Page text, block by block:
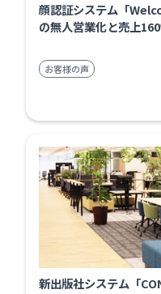
顔認証システム「
の無人営業化と売上
お客様の声
新出版社システム「